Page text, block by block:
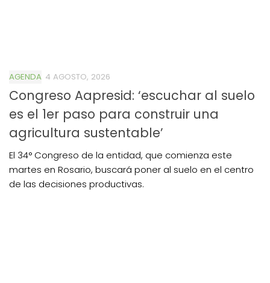
AGENDA 4 AGOSTO, 2026
Congreso Aapresid: ‘escuchar al suelo
es el 1er paso para construir una
agricultura sustentable’
El 34° Congreso de la entidad, que comienza este
martes en Rosario, buscará poner al suelo en el centro
de las decisiones productivas.